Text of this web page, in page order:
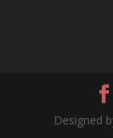
Designed